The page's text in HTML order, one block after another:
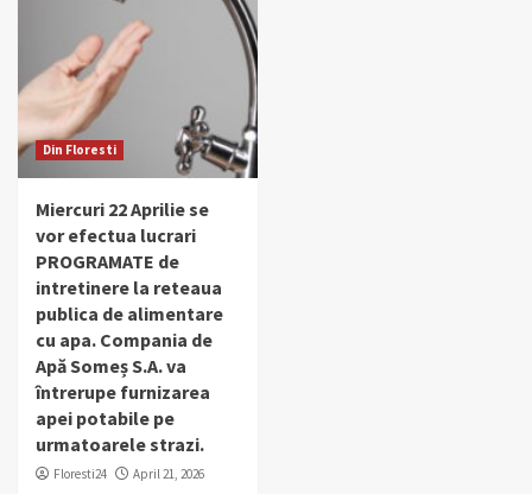
Din Floresti
Miercuri 22 Aprilie se
vor efectua lucrari
PROGRAMATE de
intretinere la reteaua
publica de alimentare
cu apa. Compania de
Apă Someș S.A. va
întrerupe furnizarea
apei potabile pe
urmatoarele strazi.
Floresti24 April 21, 2026